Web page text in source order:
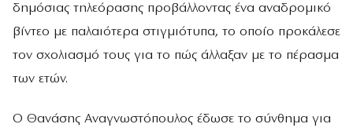
δημόσιας τηλεόρασης προβάλλοντας ένα αναδρομικό
βίντεο με παλαιότερα στιγμιότυπα, το οποίο προκάλεσε
τον σχολιασμό τους για το πώς άλλαξαν με το πέρασμα
των ετών.
Ο Θανάσης Αναγνωστόπουλος έδωσε το σύνθημα για